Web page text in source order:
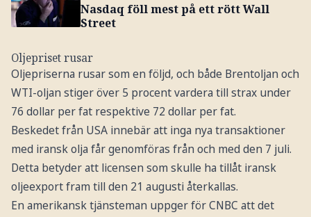
Nasdaq föll mest på ett rött Wall
Street
Oljepriset rusar
Oljepriserna rusar som en följd, och både Brentoljan och
WTI-oljan stiger över 5 procent vardera till strax under
76 dollar per fat respektive 72 dollar per fat.
Beskedet från USA innebär att inga nya transaktioner
med iransk olja får genomföras från och med den 7 juli.
Detta betyder att licensen som skulle ha tillåt iransk
oljeexport fram till den 21 augusti återkallas.
En amerikansk tjänsteman uppger för CNBC att det